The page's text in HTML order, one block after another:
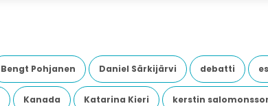
Bengt Pohjanen Daniel Särkijärvi debatti
Kanada Katarina Kieri kerstin